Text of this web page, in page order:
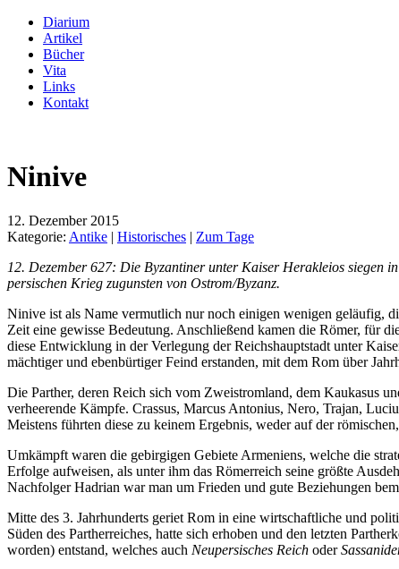
Diarium
Artikel
Bücher
Vita
Links
Kontakt
Ninive
12. Dezember 2015
Kategorie: Antike | Historisches | Zum Tage
12. Dezember 627: Die Byzantiner unter Kaiser Herakleios siegen
persischen Krieg zugunsten von Ostrom/Byzanz.
Ninive ist als Name vermutlich nur noch einigen wenigen geläufig,
Zeit eine gewisse Bedeutung. Anschließend kamen die Römer, für
diese Entwicklung in der Verlegung der Reichshauptstadt unter
mächtiger und ebenbürtiger Feind erstanden, mit dem Rom über
Die Parther, deren Reich sich vom Zweistromland, dem Kaukasus
verheerende Kämpfe. Crassus, Marcus Antonius, Nero, Trajan,
Meistens führten diese zu keinem Ergebnis, weder auf der
Umkämpft waren die gebirgigen Gebiete Armeniens, welche die
Erfolge aufweisen, als unter ihm das Römerreich seine größte
Nachfolger Hadrian war man um Frieden und gute Beziehungen
Mitte des 3. Jahrhunderts geriet Rom in eine wirtschaftliche und
Süden des Partherreiches, hatte sich erhoben und den letzten
worden) entstand, welches auch Neupersisches Reich oder
Notwendig
Diese
Cookies
sind nicht
optional.
Sie werden
benötigt,
damit die
Website